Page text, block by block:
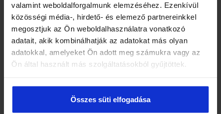
valamint weboldalforgalmunk elemzéséhez. Ezenkívül
közösségi média-, hirdető- és elemező partnereinkkel
megosztjuk az Ön weboldalhasználatra vonatkozó
adatait, akik kombinálhatják az adatokat más olyan
adatokkal, amelyeket Ön adott meg számukra vagy az
Ön által használt más szolgáltatásokból gyűjtöttek.
Összes süti elfogadása
Herbári Herbcell szemkörnyékápoló
840 Ft